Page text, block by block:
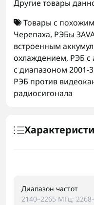
Другие товары
Товары с
Черепаха, РЭБы
встроенным
охлаждением, РЭБ с
с диапазоном 2001-
РЭБ против
радиосигонала
Диапазон частот
2140–2265 МГц;